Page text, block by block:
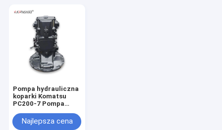
Pompa hydrauliczna
koparki Komatsu
PC200-7 Pompa
00300Najlepsza cena